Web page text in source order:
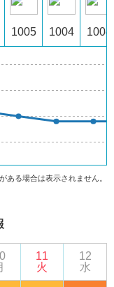
1005 1004 1004
ある場合は表示されません。
11
火
12
水